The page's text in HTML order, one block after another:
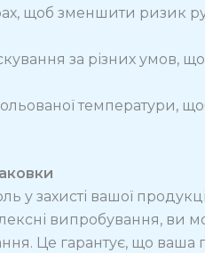
щоб зменшити ризик
за різних умов,
температури,
у захисті вашої
випробування, ви
Це гарантує, що ваша